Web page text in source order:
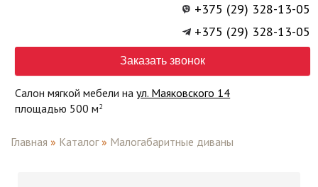
+375 (29) 328-13-05
+375 (29) 328-13-05
Заказать звонок
Салон мягкой мебели наул. Маяковского 14
площадью 500 м2
Главная » Каталог » Малогабаритные диваны